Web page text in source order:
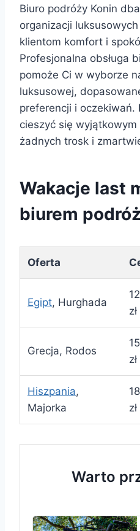
Biuro podróży Konin
organizacji
klientom komfort i
Profesjonalna obsługa
pomoże Ci w wyborze
luksusowej,
preferencji i oczekiwań.
cieszyć się
żadnych trosk i
Wakacje last
biurem
Oferta
Egipt, Hurghada
zł
Grecja, Rodos
zł
Hiszpania,
Majorka
zł
Warto